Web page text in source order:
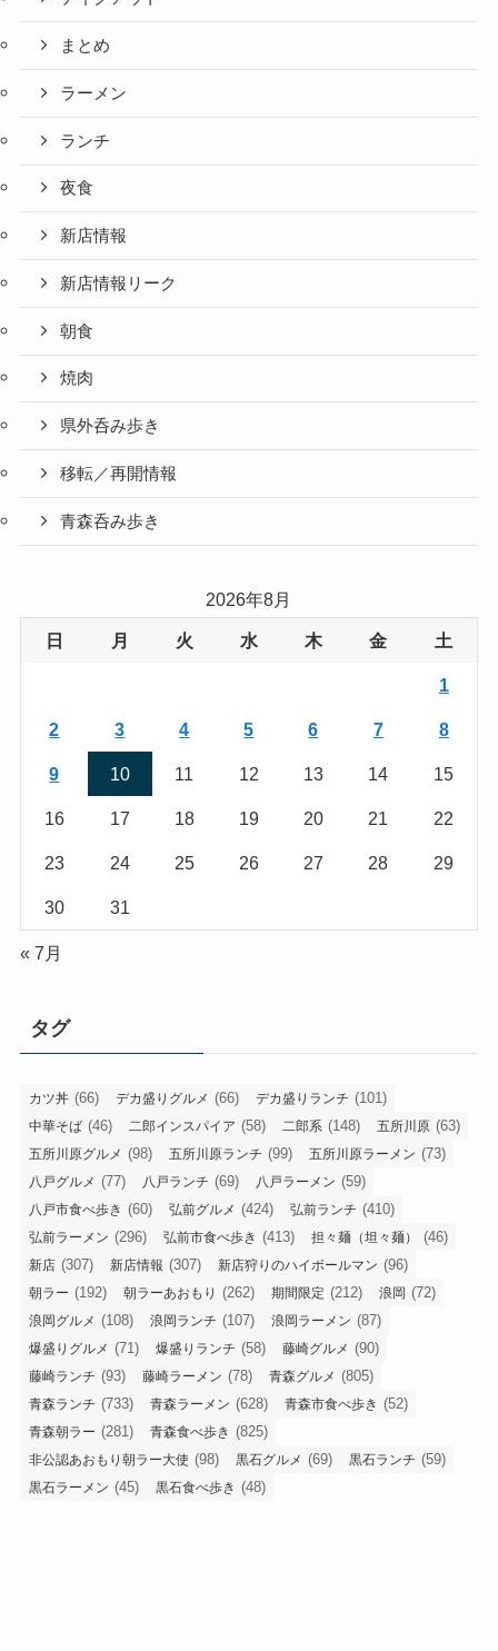
まとめ
ラーメン
ランチ
夜食
新店情報
新店情報リーク
朝食
焼肉
県外呑み歩き
移転／再開情報
青森呑み歩き
2026年8月
日 月 火 水 木 金 土
1
2 3 4 5 6 7 8
9 10 11 12 13 14 15
16 17 18 19 20 21 22
23 24 25 26 27 28 29
30 31
« 7月
タグ
カツ丼 (66) デカ盛りグルメ (66) デカ盛りランチ (101)
中華そば (46) 二郎インスパイア (58) 二郎系 (148) 五所川原 (63)
五所川原グルメ (98) 五所川原ランチ (99) 五所川原ラーメン (73)
八戸グルメ (77) 八戸ランチ (69) 八戸ラーメン (59)
八戸市食べ歩き (60) 弘前グルメ (424) 弘前ランチ (410)
弘前ラーメン (296) 弘前市食べ歩き (413) 担々麺（坦々麺） (46)
新店 (307) 新店情報 (307) 新店狩りのハイボールマン (96)
朝ラー (192) 朝ラーあおもり (262) 期間限定 (212) 浪岡 (72)
浪岡グルメ (108) 浪岡ランチ (107) 浪岡ラーメン (87)
爆盛りグルメ (71) 爆盛りランチ (58) 藤崎グルメ (90)
藤崎ランチ (93) 藤崎ラーメン (78) 青森グルメ (805)
青森ランチ (733) 青森ラーメン (628) 青森市食べ歩き (52)
青森朝ラー (281) 青森食べ歩き (825)
非公認あおもり朝ラー大使 (98) 黒石グルメ (69) 黒石ランチ (59)
黒石ラーメン (45) 黒石食べ歩き (48)